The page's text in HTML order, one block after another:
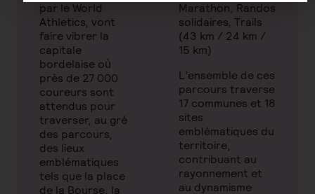
par le World
Athletics, vont
faire vibrer la
capitale
bordelaise où
près de 27 000
coureurs sont
attendus pour
traverser, au gré
des parcours,
des lieux
emblématiques
tels que la place
de la Bourse, la
Marathon, Randos
solidaires, Trails
(43 km / 24 km /
15 km)
L’ensemble de ces
parcours traverse
17 communes et 18
sites
emblématiques du
territoire,
contribuant au
rayonnement et
au dynamisme